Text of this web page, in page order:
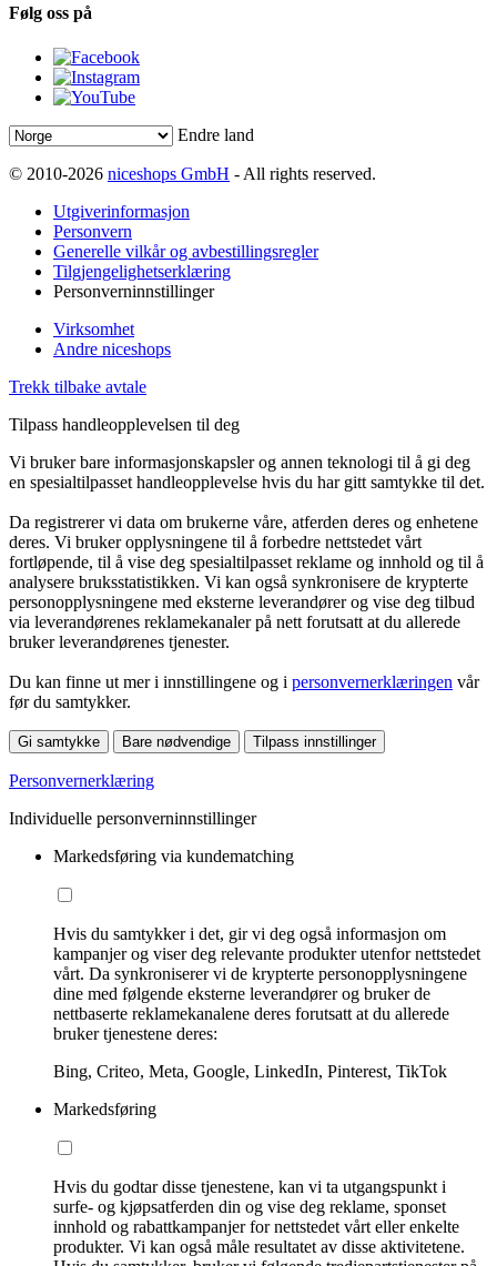
Følg oss på
Endre land
© 2010-2026 niceshops GmbH - All rights reserved.
Utgiverinformasjon
Personvern
Generelle vilkår og avbestillingsregler
Tilgjengelighetserklæring
Personverninnstillinger
Virksomhet
Andre niceshops
Trekk tilbake avtale
Tilpass handleopplevelsen til deg
Vi bruker bare informasjonskapsler og annen teknologi til å gi deg
en spesialtilpasset handleopplevelse hvis du har gitt samtykke til det.
Da registrerer vi data om brukerne våre, atferden deres og enhetene
deres. Vi bruker opplysningene til å forbedre nettstedet vårt
fortløpende, til å vise deg spesialtilpasset reklame og innhold og til å
analysere bruksstatistikken. Vi kan også synkronisere de krypterte
personopplysningene med eksterne leverandører og vise deg tilbud
via leverandørenes reklamekanaler på nett forutsatt at du allerede
bruker leverandørenes tjenester.
Du kan finne ut mer i innstillingene og i personvernerklæringen vår
før du samtykker.
Gi samtykke Bare nødvendige Tilpass innstillinger
Personvernerklæring
Individuelle personverninnstillinger
Markedsføring via kundematching
Hvis du samtykker i det, gir vi deg også informasjon om
kampanjer og viser deg relevante produkter utenfor nettstedet
vårt. Da synkroniserer vi de krypterte personopplysningene
dine med følgende eksterne leverandører og bruker de
nettbaserte reklamekanalene deres forutsatt at du allerede
bruker tjenestene deres:
Bing, Criteo, Meta, Google, LinkedIn, Pinterest, TikTok
Markedsføring
Hvis du godtar disse tjenestene, kan vi ta utgangspunkt i
surfe- og kjøpsatferden din og vise deg reklame, sponset
innhold og rabattkampanjer for nettstedet vårt eller enkelte
produkter. Vi kan også måle resultatet av disse aktivitetene.